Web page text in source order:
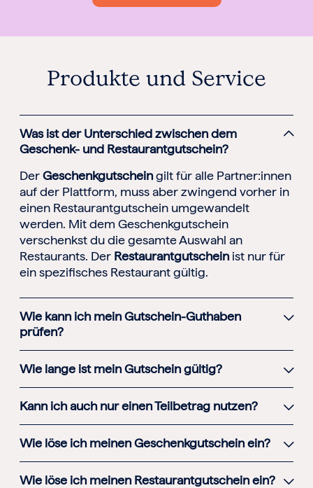
München
Düsseldorf
Stuttgart
-------
Für alle Geschenk-Gutscheine gilt:
Geschmackvoll und maximal flexibel!
Einlösbar für alle 10.000 Partner und 3 Jahre gültig
Produkte und Service
Was ist der Unterschied zwischen dem
Geschenk- und Restaurantgutschein?
DerGeschenkgutscheingilt für alle Partner:innen
auf der Plattform, muss aber zwingend vorher in
einen Restaurantgutschein umgewandelt
werden. Mit dem Geschenkgutschein
verschenkst du die gesamte Auswahl an
Restaurants. Der Restaurantgutschein ist nur für
ein spezifisches Restaurant gültig.
Wie kann ich mein Gutschein-Guthaben
prüfen?
Wie lange ist mein Gutschein gültig?
Kann ich auch nur einen Teilbetrag nutzen?
Wie löse ich meinen Geschenkgutschein ein?
Wie löse ich meinen Restaurantgutschein ein?